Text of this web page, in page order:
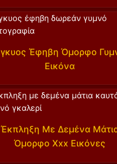
Έφηβη Όμορφο
Εικόνα
Έκπληξη Με Δεμένα
Όμορφο Xxx Εικόνες